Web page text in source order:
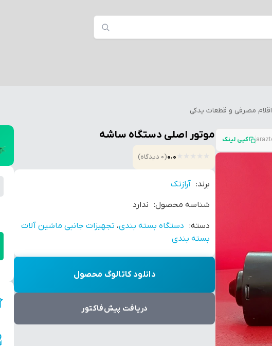
اقلام مصرفی و قطعات یدکی
کپی لینک موتور اصلی دستگاه ساشه
0.0(0 دیدگاه)
برند: آرازتک
شناسه محصول: ندارد
دسته: دستگاه بسته بندی، تجهیزات جانبی ماشین آلات
بسته بندی
دانلود کاتالوگ محصول
دریافت پیش‌فاکتور